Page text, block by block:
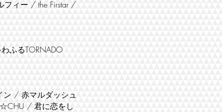
フィー / the Firstar /
ふるTORNADO
/ 赤マルダッシュ
/ 君に恋をし